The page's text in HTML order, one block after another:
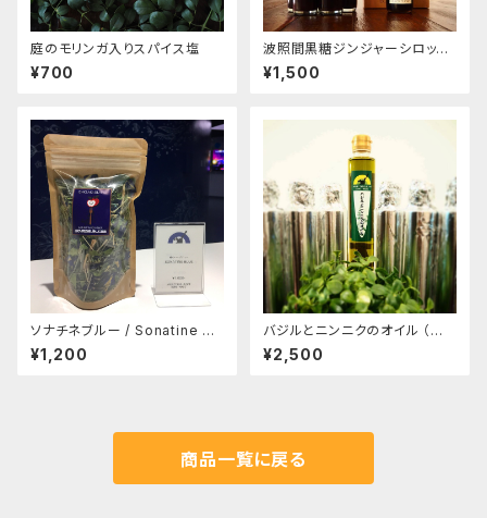
庭のモリンガ入りスパイス塩
¥700
波照間黒糖ジンジャーシロップ（
注文本数が合計4本以上（他商
品含む）の場合は、CONTACT
ていただきます。）
¥1,500
ソナチネブルー / Sonatine bl
ue （庭オリジナルブレンドハー
ブティー）
¥1,200
バジルとニンニクのオイル （注
文本数が合計7本以上（他商品
含む）の場合は、CONTACTよ
¥2,500
商品一覧に戻る